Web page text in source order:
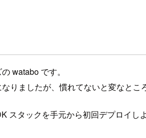
watabo です。
りましたが、慣れてないと変なとこ
スタックを手元から初回デプロイし